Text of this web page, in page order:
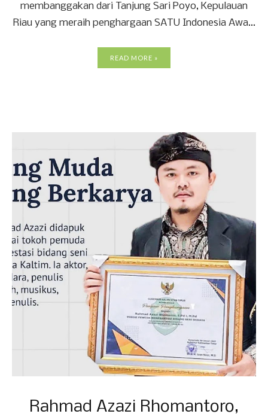
membanggakan dari Tanjung Sari Poyo, Kepulauan
Riau yang meraih penghargaan SATU Indonesia Awa...
READ MORE »
Rahmad Azazi Rhomantoro,